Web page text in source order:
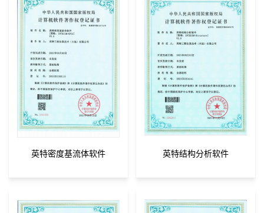
英特密度基流体软件 英特结构分析软件